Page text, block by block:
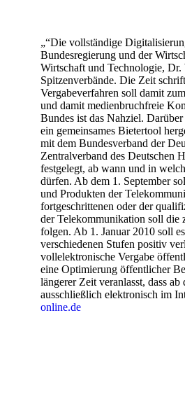
„“Die vollständige
Bundesregierung und der
Wirtschaft und Technologie, Dr.
Spitzenverbände. Die Zeit
Vergabeverfahren soll damit
und damit medienbruchfreie
Bundes ist das Nahziel.
ein gemeinsames Bietertool
mit dem Bundesverband der
Zentralverband des Deutschen
festgelegt, ab wann und in
dürfen. Ab dem 1. September
und Produkten der
fortgeschrittenen oder der
der Telekommunikation soll die
folgen. Ab 1. Januar 2010 soll
verschiedenen Stufen positiv
vollelektronische Vergabe
eine Optimierung öffentlicher
längerer Zeit veranlasst, dass
ausschließlich elektronisch im
online.de